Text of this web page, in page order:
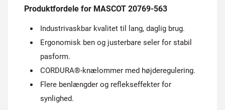
Produktfordele for MASCOT 20769-563
Industrivaskbar kvalitet til lang, daglig brug.
Ergonomisk ben og justerbare seler for stabil
pasform.
CORDURA®-knælommer med højderegulering.
Flere benlængder og reflekseffekter for
synlighed.